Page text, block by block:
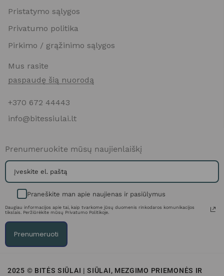
Pristatymo sąlygos
Privatumo politika
Pirkimo / grąžinimo sąlygos
Mus rasite
paspaudę šią nuorodą
+370 672 44443
info@bitessiulai.lt
Prenumeruokite mūsų naujienlaiškį
Praneškite man apie naujienas ir pasiūlymus
Daugiau informacijos apie tai, kaip tvarkome jūsų duomenis rinkodaros komunikacijos
tikslais. Peržiūrėkite mūsų Privatumo Politikoje.
Prenumeruoti
2025 © BITĖS SIŪLAI | SIŪLAI, MEZGIMO PRIEMONĖS IR